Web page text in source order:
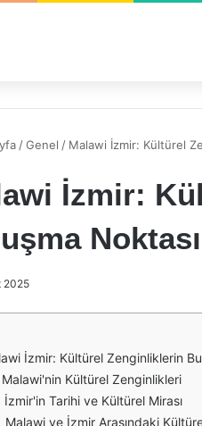
/Genel / Malawi İzmir: Kültürel
İzmir:
Noktası
2025
İzmir: Kültürel Zenginliklerin
Malawi'nin Kültürel Zenginlikleri
İzmir'in Tarihi ve Kültürel Mirası
Malawi ve İzmir Arasındaki